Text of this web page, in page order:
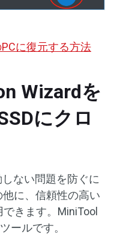
に復元する方法
Wizardを
にクロ
ない問題を防ぐに
に、信頼性の高い
きます。MiniTool
ールです。